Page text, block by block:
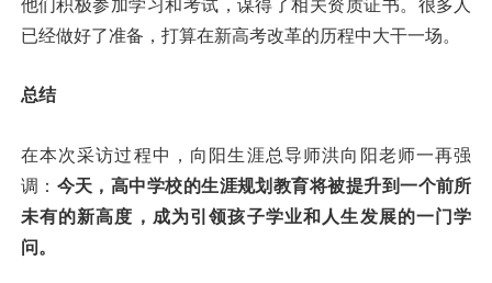
他们积极参加学习和考试，谋得了相关资质证书。很多人
已经做好了准备，打算在新高考改革的历程中大干一场。
总结
在本次采访过程中，向阳生涯总导师洪向阳老师一再强
调： 今天，高中学校的生涯规划教育将被提升到一个前所
未有的新高度，成为引领孩子学业和人生发展的一门学
问。